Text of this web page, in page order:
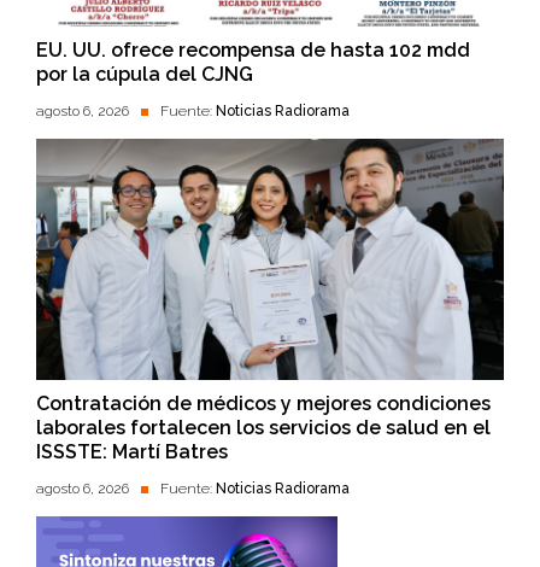
EU. UU. ofrece recompensa de hasta 102 mdd
por la cúpula del CJNG
agosto 6, 2026 Fuente: Noticias Radiorama
Contratación de médicos y mejores condiciones
laborales fortalecen los servicios de salud en el
ISSSTE: Martí Batres
agosto 6, 2026 Fuente: Noticias Radiorama